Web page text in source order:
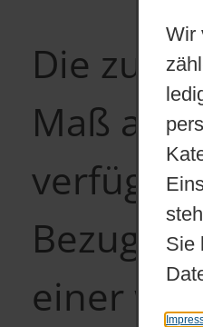
Wir
Sie
Die zu
Maß an
einer